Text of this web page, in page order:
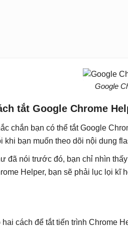
Google
tắt Google Chrome
chắn bạn có thể tắt Google
khi bạn muốn theo dõi nội dung
đã nói trước đó, bạn chỉ nhìn
Helper, bạn sẽ phải lục lọi kĩ
hai cách để tắt tiến trình Chrome